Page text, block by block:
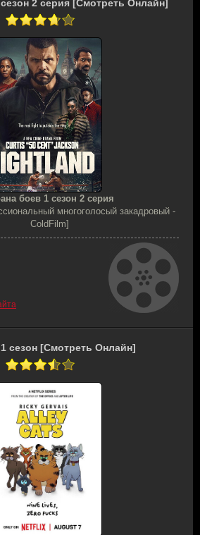
2 серия [Смотреть Онлайн]
боев 1 сезон 2 серия
многоголосый закадровый -
ColdFilm]
сезон [Смотреть Онлайн]